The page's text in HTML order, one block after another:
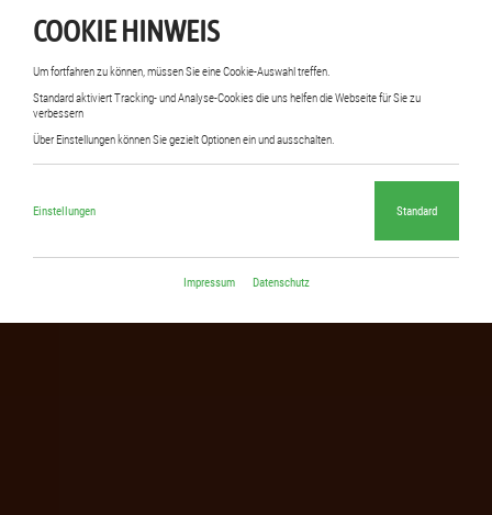
COOKIE HINWEIS
Um fortfahren zu können, müssen Sie eine Cookie-Auswahl treffen.
Standard aktiviert Tracking- und Analyse-Cookies die uns helfen die Webseite für Sie zu
verbessern
Über Einstellungen können Sie gezielt Optionen ein und ausschalten.
Einstellungen Standard
Impressum Datenschutz